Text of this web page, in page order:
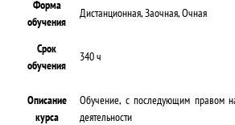
Форма
обучения
Дистанционная, Заочная, Очная
Срок
обучения
340 ч
Описание
курса
Обучение, с последующим правом
деятельности